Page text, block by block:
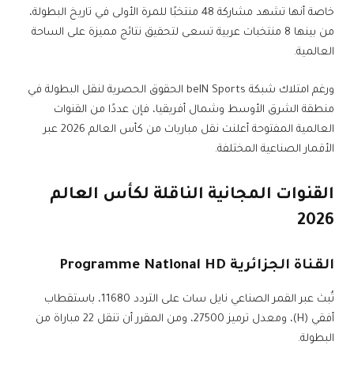
خاصة أنها تشهد مشاركة 48 منتخبًا للمرة الأولى في تاريخ البطولة،
من بينها 8 منتخبات عربية تسعى لتحقيق نتائج مميزة على الساحة
العالمية.
ورغم امتلاك شبكة beIN Sports الحقوق الحصرية لنقل البطولة في
منطقة الشرق الأوسط وشمال أفريقيا، فإن عددًا من القنوات
العالمية المفتوحة أعلنت نقل مباريات من كأس العالم 2026 عبر
الأقمار الصناعية المختلفة.
القنوات المجانية الناقلة لكأس العالم
2026
القناة الجزائرية Programme National HD
تُبث عبر القمر الصناعي نايل سات على التردد 11680، باستقطاب
أفقي (H)، ومعدل ترميز 27500، ومن المقرر أن تنقل 22 مباراة من
البطولة.